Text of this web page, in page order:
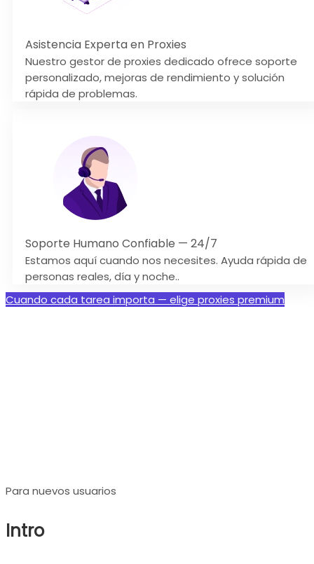
Asistencia Experta en Proxies
Nuestro gestor de proxies dedicado ofrece soporte
personalizado, mejoras de rendimiento y solución
rápida de problemas.
Soporte Humano Confiable — 24/7
Estamos aquí cuando nos necesites. Ayuda rápida de
personas reales, día y noche..
Cuando cada tarea importa — elige proxies premium
Para nuevos usuarios
Intro